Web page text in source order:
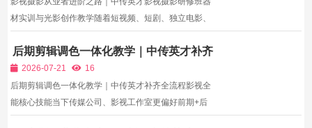
材实训与光影创作教学随着短视频、短剧、独立电影、
需求持续上涨。但市面上大量摄影从业者普遍存在明显
短板：熟练操作相机，却不懂叙事性构图；能够完成基
础拍摄...
后期剪辑调色一体化教学｜中传英才补齐
全流程影视全能核心技能
2026-07-21
16
后期剪辑调色一体化教学｜中传英才补齐全流程影视全
能核心技能当下传媒公司、影视工作室更偏好前期+后